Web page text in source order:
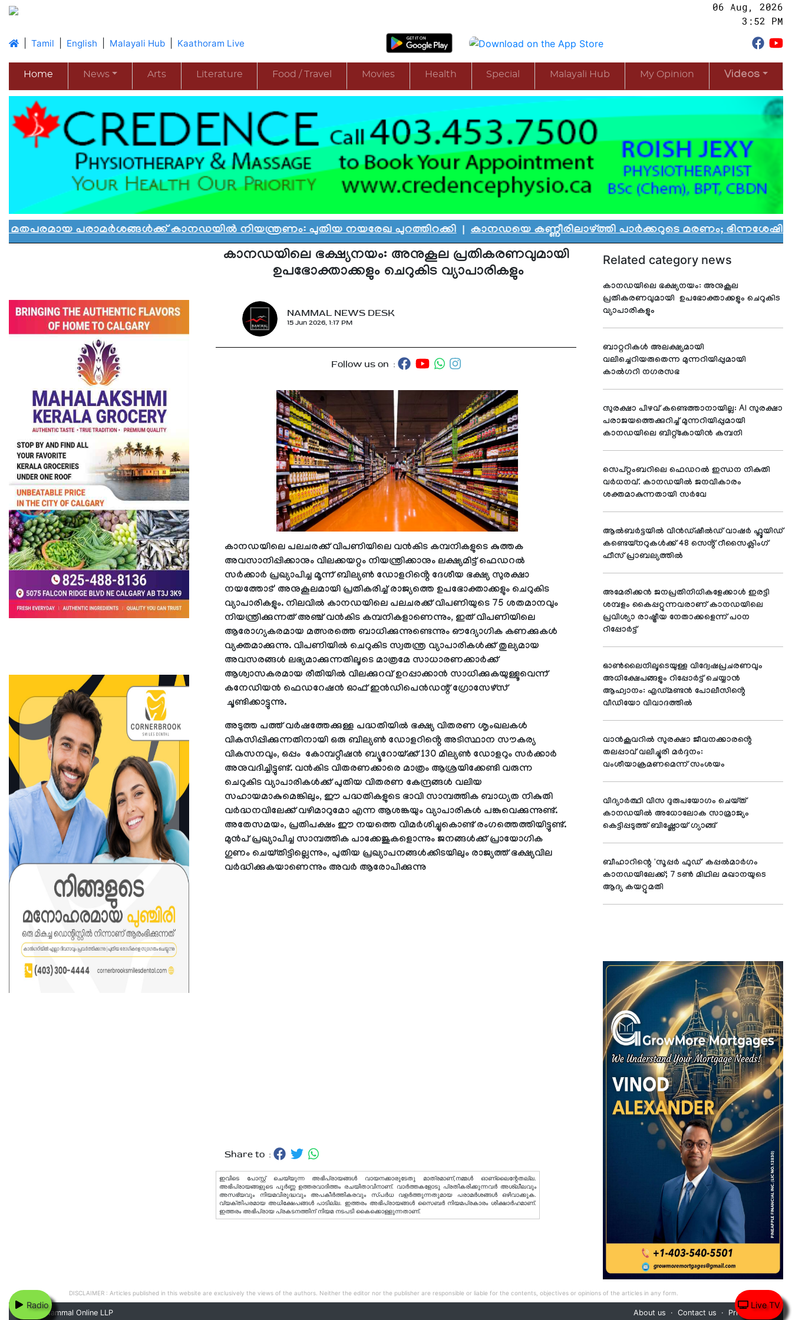
06 Aug, 2026
3:52 PM
|Tamil English Malayali Hub Kaathoram Live
Radio Live TV
Home News Arts Literature Food / Travel Movies Health Special Malayali Hub My Opinion Videos
പരാമർശങ്ങൾക്ക് കാനഡയിൽ നിയന്ത്രണം: പുതിയ നയരേഖ പുറത്തിറക്കി|കാനഡയെ കണ്ണീരിലാഴ്ത്തി പാർക്കറുടെ മരണം; ഭിന്നശേഷി
കാനഡയിലെ ഭക്ഷ്യനയം: അനുകൂല പ്രതികരണവുമായി
ഉപഭോക്താക്കളും ചെറുകിട വ്യാപാരികളും
NAMMAL NEWS DESK
15 Jun 2026, 1:17 PM
Follow us on :
കാനഡയിലെ പലചരക്ക് വിപണിയിലെ വൻകിട കമ്പനികളുടെ കുത്തക
അവസാനിപ്പിക്കാനും വിലക്കയറ്റം നിയന്ത്രിക്കാനും ലക്ഷ്യമിട്ട് ഫെഡറൽ
സർക്കാർ പ്രഖ്യാപിച്ച മൂന്ന് ബില്യൺ ഡോളറിൻ്റെ ദേശീയ ഭക്ഷ്യ സുരക്ഷാ
നയത്തോട്' അനുകൂലമായി പ്രതികരിച്ച് രാജ്യത്തെ ഉപഭോക്താക്കളും ചെറുകിട
വ്യാപാരികളും. നിലവിൽ കാനഡയിലെ പലചരക്ക് വിപണിയുടെ 75 ശതമാനവും
നിയന്ത്രിക്കുന്നത് അഞ്ച് വൻകിട കമ്പനികളാണെന്നും, ഇത് വിപണിയിലെ
ആരോഗ്യകരമായ മത്സരത്തെ ബാധിക്കുന്നുണ്ടെന്നും ഔദ്യോഗിക കണക്കുകൾ
വ്യക്തമാക്കുന്നു. വിപണിയിൽ ചെറുകിട സ്വതന്ത്ര വ്യാപാരികൾക്ക് തുല്യമായ
അവസരങ്ങൾ ലഭ്യമാക്കുന്നതിലൂടെ മാത്രമേ സാധാരണക്കാർക്ക്
ആശ്വാസകരമായ രീതിയിൽ വിലക്കുറവ് ഉറപ്പാക്കാൻ സാധിക്കുകയുള്ളൂവെന്ന്
കനേഡിയൻ ഫെഡറേഷൻ ഓഫ് ഇൻഡിപെൻഡന്റ് ഗ്രോസേഴ്സ്
ചൂണ്ടിക്കാട്ടുന്നു.
അടുത്ത പത്ത് വർഷത്തേക്കുള്ള പദ്ധതിയിൽ ഭക്ഷ്യ വിതരണ ശൃംഖലകൾ
വികസിപ്പിക്കുന്നതിനായി ഒരു ബില്യൺ ഡോളറിൻ്റെ അടിസ്ഥാന സൗകര്യ
വികസനവും, ഒപ്പം കോമ്പറ്റീഷൻ ബ്യൂറോയ്ക്ക് 130 മില്യൺ ഡോളറും സർക്കാർ
അനുവദിച്ചിട്ടുണ്ട്. വൻകിട വിതരണക്കാരെ മാത്രം ആശ്രയിക്കേണ്ടി വരുന്ന
ചെറുകിട വ്യാപാരികൾക്ക് പുതിയ വിതരണ കേന്ദ്രങ്ങൾ വലിയ
സഹായമാകുമെങ്കിലും, ഈ പദ്ധതികളുടെ ഭാവി സാമ്പത്തിക ബാധ്യത നികുതി
വർദ്ധനവിലേക്ക് വഴിമാറുമോ എന്ന ആശങ്കയും വ്യാപാരികൾ പങ്കുവെക്കുന്നുണ്ട്.
അതേസമയം, പ്രതിപക്ഷം ഈ നയത്തെ വിമർശിച്ചുകൊണ്ട് രംഗത്തെത്തിയിട്ടുണ്ട്.
മുൻപ് പ്രഖ്യാപിച്ച സാമ്പത്തിക പാക്കേജുകളൊന്നും ജനങ്ങൾക്ക് പ്രായോഗിക
ഗുണം ചെയ്തിട്ടില്ലെന്നും, പുതിയ പ്രഖ്യാപനങ്ങൾക്കിടയിലും രാജ്യത്ത് ഭക്ഷ്യവില
വർദ്ധിക്കുകയാണെന്നും അവർ ആരോപിക്കുന്നു
Share to :
ഇവിടെ പോസ്റ്റ് ചെയ്യുന്ന അഭിപ്രായങ്ങള്‍ വായനക്കാരുടേതു മാത്രമാണ്,നമ്മൾ ഓണ്ലൈന്റേതല്ല.
അഭിപ്രായങ്ങളുടെ പൂർണ്ണ ഉത്തരവാദിത്തം രചയിതാവിനാണ്. വാര്‍ത്തകളോടു പ്രതികരിക്കുന്നവര്‍ അശ്ലീലവും
അസഭ്യവും നിയമവിരുദ്ധവും അപകീര്‍ത്തികരവും സ്പര്‍ധ വളര്‍ത്തുന്നതുമായ പരാമര്‍ശങ്ങള്‍ ഒഴിവാക്കുക.
വ്യക്തിപരമായ അധിക്ഷേപങ്ങള്‍ പാടില്ല. ഇത്തരം അഭിപ്രായങ്ങള്‍ സൈബര്‍ നിയമപ്രകാരം ശിക്ഷാര്‍ഹമാണ്.
ഇത്തരം അഭിപ്രായ പ്രകടനത്തിന് നിയമ നടപടി കൈക്കൊള്ളുന്നതാണ്.
Related category news
കാനഡയിലെ ഭക്ഷ്യനയം: അനുകൂല
പ്രതികരണവുമായി ഉപഭോക്താക്കളും ചെറുകിട
വ്യാപാരികളും
ബാറ്ററികൾ അലക്ഷ്യമായി
വലിച്ചെറിയരുതെന്ന മുന്നറിയിപ്പുമായി
കാൽഗറി നഗരസഭ
സുരക്ഷാ പിഴവ് കണ്ടെത്താനായില്ല: AI സുരക്ഷാ
പരാജയത്തെക്കുറിച്ച് മുന്നറിയിപ്പുമായി
കാനഡയിലെ ബിറ്റ്‌കോയിൻ കമ്പനി
സെപ്റ്റംബറിലെ ഫെഡറൽ ഇന്ധന നികുതി
വർധനവ്. കാനഡയിൽ ജനവികാരം
ശക്തമാകുന്നതായി സർവേ
ആൽബർട്ടയിൽ വിൻഡ്‌ഷീൽഡ് വാഷർ ഫ്ലൂയിഡ്
കണ്ടെയ്നറുകൾക്ക് 48 സെൻ്റ് റീസൈക്ലിംഗ്
ഫീസ് പ്രാബല്യത്തിൽ
അമേരിക്കൻ ജനപ്രതിനിധികളേക്കാൾ ഇരട്ടി
ശമ്പളം കൈപ്പറ്റുന്നവരാണ് കാനഡയിലെ
പ്രവിശ്യാ രാഷ്ട്രീയ നേതാക്കളെന്ന് പഠന
റിപ്പോർട്ട്
ഓൺലൈനിലൂടെയുള്ള വിദ്വേഷപ്രചരണവും
അധിക്ഷേപങ്ങളും റിപ്പോർട്ട് ചെയ്യാൻ
ആഹ്വാനം: എഡ്മണ്ടൻ പോലീസിൻ്റെ
വീഡിയോ വിവാദത്തിൽ
വാൻകൂവറിൽ സുരക്ഷാ ജീവനക്കാരൻ്റെ
തലപ്പാവ് വലിച്ചൂരി മർദ്ദനം:
വംശീയാക്രമണമെന്ന് സംശയം
വിദ്യാർത്ഥി വിസ ദുരുപയോഗം ചെയ്ത്
കാനഡയിൽ അധോലോക സാമ്രാജ്യം
കെട്ടിപ്പടുത്ത് ബിഷ്ണോയ് ഗ്യാങ്ങ്
ബീഹാറിന്റെ 'സൂപ്പര്‍ ഫുഡ്' കപ്പല്‍മാര്‍ഗം
കാനഡയിലേക്ക്; 7 ടണ്‍ മിഥില മഖാനയുടെ
ആദ്യ കയറ്റുമതി
DISCLAIMER : Articles published in this website are exclusively the views of the authors. Neither the editor nor the publisher are responsible or liable for the contents, objectives or opinions of the articles in any form.
© 2020 Nammal Online LLP About us Contact us
Privacy Policy